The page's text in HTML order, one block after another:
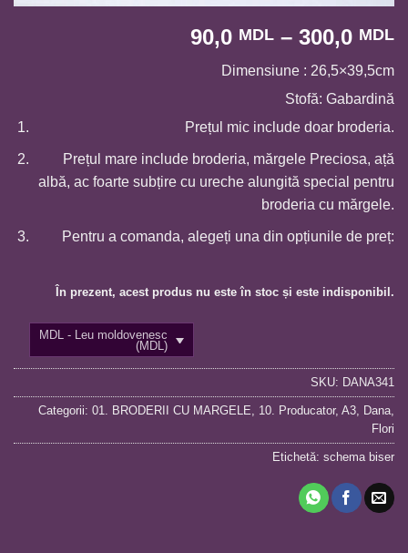
90,0 MDL – 300,0 MDL
Dimensiune : 26,5×39,5cm
Stofă: Gabardină
Prețul mic include doar broderia.
Prețul mare include broderia, mărgele Preciosa, ață
albă, ac foarte subțire cu ureche alungită special pentru
broderia cu mărgele.
Pentru a comanda, alegeți una din opțiunile de preț:
În prezent, acest produs nu este în stoc și este indisponibil.
MDL - Leu moldovenesc
(MDL)
SKU: DANA341
Categorii: 01. BRODERII CU MARGELE, 10. Producator, A3, Dana,
Flori
Etichetă: schema biser